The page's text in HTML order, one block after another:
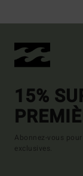
15%
Abonnez-vous
exclusives.